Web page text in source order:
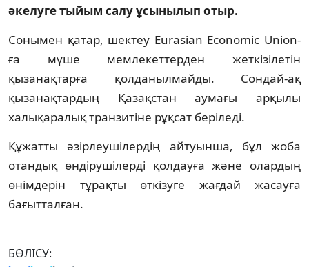
әкелуге тыйым салу ұсынылып отыр.
Сонымен қатар, шектеу Eurasian Economic Union-
ға мүше мемлекеттерден жеткізілетін
қызанақтарға қолданылмайды. Сондай-ақ
қызанақтардың Қазақстан аумағы арқылы
халықаралық транзитіне рұқсат беріледі.
Құжатты әзірлеушілердің айтуынша, бұл жоба
отандық өндірушілерді қолдауға және олардың
өнімдерін тұрақты өткізуге жағдай жасауға
бағытталған.
БӨЛІСУ: